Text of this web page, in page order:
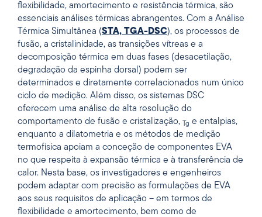
flexibilidade, amortecimento e resistência térmica, são
essenciais análises térmicas abrangentes. Com a Análise
Térmica Simultânea (STA, TGA-DSC), os processos de
fusão, a cristalinidade, as transições vítreas e a
decomposição térmica em duas fases (desacetilação,
degradação da espinha dorsal) podem ser
determinados e diretamente correlacionados num único
ciclo de medição. Além disso, os sistemas DSC
oferecem uma análise de alta resolução do
comportamento de fusão e cristalização,
Tg e entalpias,
enquanto a dilatometria e os métodos de medição
termofísica apoiam a conceção de componentes EVA
no que respeita à expansão térmica e à transferência de
calor. Nesta base, os investigadores e engenheiros
podem adaptar com precisão as formulações de EVA
aos seus requisitos de aplicação – em termos de
flexibilidade e amortecimento, bem como de